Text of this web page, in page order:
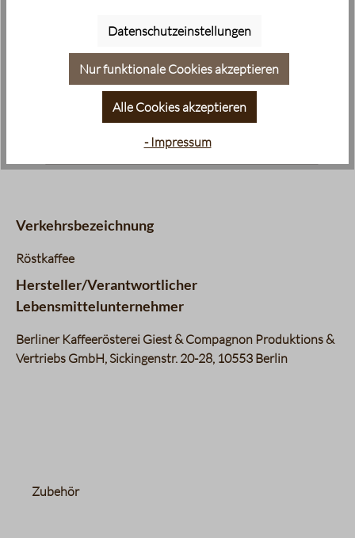
minimale regionale Anbauhöhe:
minimale regionale Anbauhöhe:
Verkehrsbezeichnung
Röstkaffee
Hersteller/Verantwortlicher
Lebensmittelunternehmer
Berliner Kaffeerösterei Giest & Compagnon Produktions &
Vertriebs GmbH, Sickingenstr. 20-28, 10553 Berlin
Produktgalerie überspringen
Zubehör
Datenschutzeinstellungen
Nur funktionale Cookies akzeptieren
Alle Cookies akzeptieren
- Impressum